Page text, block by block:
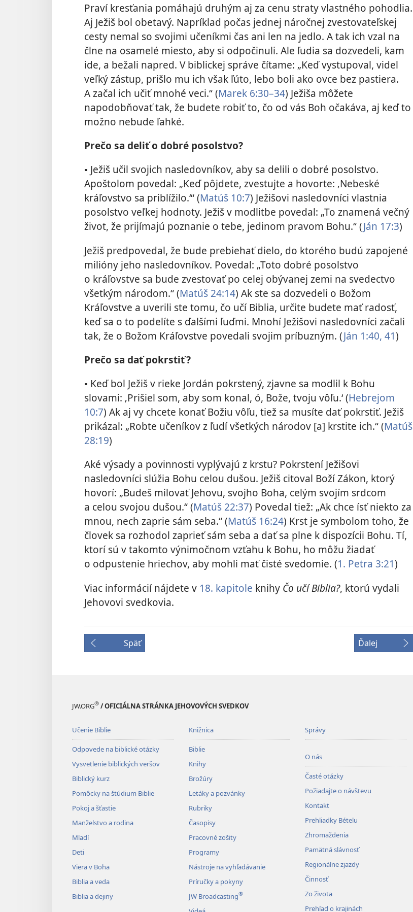
Praví kresťania pomáhajú druhým aj za cenu straty vlastného pohodlia.
Aj Ježiš bol obetavý. Napríklad počas jednej náročnej zvestovateľskej
cesty nemal so svojimi učeníkmi čas ani len na jedlo. A tak ich vzal na
člne na osamelé miesto, aby si odpočinuli. Ale ľudia sa dozvedeli, kam
ide, a bežali napred. V biblickej správe čítame: „Keď vystupoval, videl
veľký zástup, prišlo mu ich však ľúto, lebo boli ako ovce bez pastiera.
A začal ich učiť mnohé veci.“ ​(Marek 6:30–34) Ježiša môžete
napodobňovať tak, že budete robiť to, čo od vás Boh očakáva, aj keď to
možno nebude ľahké.
Prečo sa deliť o dobré posolstvo?
▪ Ježiš učil svojich nasledovníkov, aby sa delili o dobré posolstvo.
Apoštolom povedal: „Keď pôjdete, zvestujte a hovorte: ‚Nebeské
kráľovstvo sa priblížilo.‘“ ​(Matúš 10:7) Ježišovi nasledovníci vlastnia
posolstvo veľkej hodnoty. Ježiš v modlitbe povedal: „To znamená večný
život, že prijímajú poznanie o tebe, jedinom pravom Bohu.“ ​(Ján 17:3)
Ježiš predpovedal, že bude prebiehať dielo, do ktorého budú zapojené
milióny jeho nasledovníkov. Povedal: „Toto dobré posolstvo
o kráľovstve sa bude zvestovať po celej obývanej zemi na svedectvo
všetkým národom.“ ​(Matúš 24:14) Ak ste sa dozvedeli o Božom
Kráľovstve a uverili ste tomu, čo učí Biblia, určite budete mať radosť,
keď sa o to podelíte s ďalšími ľuďmi. Mnohí Ježišovi nasledovníci začali
tak, že o Božom Kráľovstve povedali svojim príbuzným. (Ján 1:40, 41)
Prečo sa dať pokrstiť?
▪ Keď bol Ježiš v rieke Jordán pokrstený, zjavne sa modlil k Bohu
slovami: ‚Prišiel som, aby som konal, ó, Bože, tvoju vôľu.‘ (Hebrejom
10:7) Ak aj vy chcete konať Božiu vôľu, tiež sa musíte dať pokrstiť. Ježiš
prikázal: „Robte učeníkov z ľudí všetkých národov [a] krstite ich.“ ​(Matúš
28:19)
Aké výsady a povinnosti vyplývajú z krstu? Pokrstení Ježišovi
nasledovníci slúžia Bohu celou dušou. Ježiš citoval Boží Zákon, ktorý
hovorí: „Budeš milovať Jehovu, svojho Boha, celým svojím srdcom
a celou svojou dušou.“ ​(Matúš 22:37) Povedal tiež: „Ak chce ísť niekto za
mnou, nech zaprie sám seba.“ ​(Matúš 16:24) Krst je symbolom toho, že
človek sa rozhodol zaprieť sám seba a dať sa plne k dispozícii Bohu. Tí,
ktorí sú v takomto výnimočnom vzťahu k Bohu, ho môžu žiadať
o odpustenie hriechov, aby mohli mať čisté svedomie. (1. Petra 3:21)
Viac informácií nájdete v 18. kapitole knihy Čo učí Biblia?, ktorú vydali
Jehovovi svedkovia.
Späť Ďalej
JW.ORG® / OFICIÁLNA STRÁNKA JEHOVOVÝCH SVEDKOV
Učenie Biblie
Odpovede na biblické otázky
Vysvetlenie biblických veršov
Biblický kurz
Pomôcky na štúdium Biblie
Pokoj a šťastie
Manželstvo a rodina
Mladí
Deti
Viera v Boha
Biblia a veda
Biblia a dejiny
Knižnica
Biblie
Knihy
Brožúry
Letáky a pozvánky
Rubriky
Časopisy
Pracovné zošity
Programy
Nástroje na vyhľadávanie
Príručky a pokyny
JW Broadcasting®
Správy
O nás
Časté otázky
Požiadajte o návštevu
Kontakt
Prehliadky Bételu
Zhromaždenia
Pamätná slávnosť
Regionálne zjazdy
Činnosť
Zo života
Prehľad o krajinách